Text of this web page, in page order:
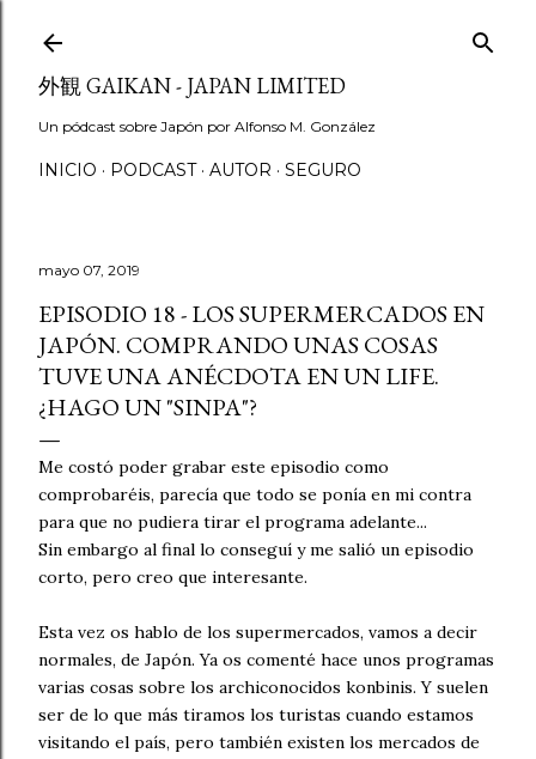
外観 GAIKAN - JAPAN LIMITED
Un pódcast sobre Japón por Alfonso M. González
INICIO PODCAST AUTOR SEGURO
mayo 07, 2019
EPISODIO 18 - LOS SUPERMERCADOS EN
JAPÓN. COMPRANDO UNAS COSAS
TUVE UNA ANÉCDOTA EN UN LIFE.
¿HAGO UN "SINPA"?
Me costó poder grabar este episodio como
comprobaréis, parecía que todo se ponía en mi contra
para que no pudiera tirar el programa adelante...
Sin embargo al final lo conseguí y me salió un episodio
corto, pero creo que interesante.
Esta vez os hablo de los supermercados, vamos a decir
normales, de Japón. Ya os comenté hace unos programas
varias cosas sobre los archiconocidos konbinis. Y suelen
ser de lo que más tiramos los turistas cuando estamos
visitando el país, pero también existen los mercados de